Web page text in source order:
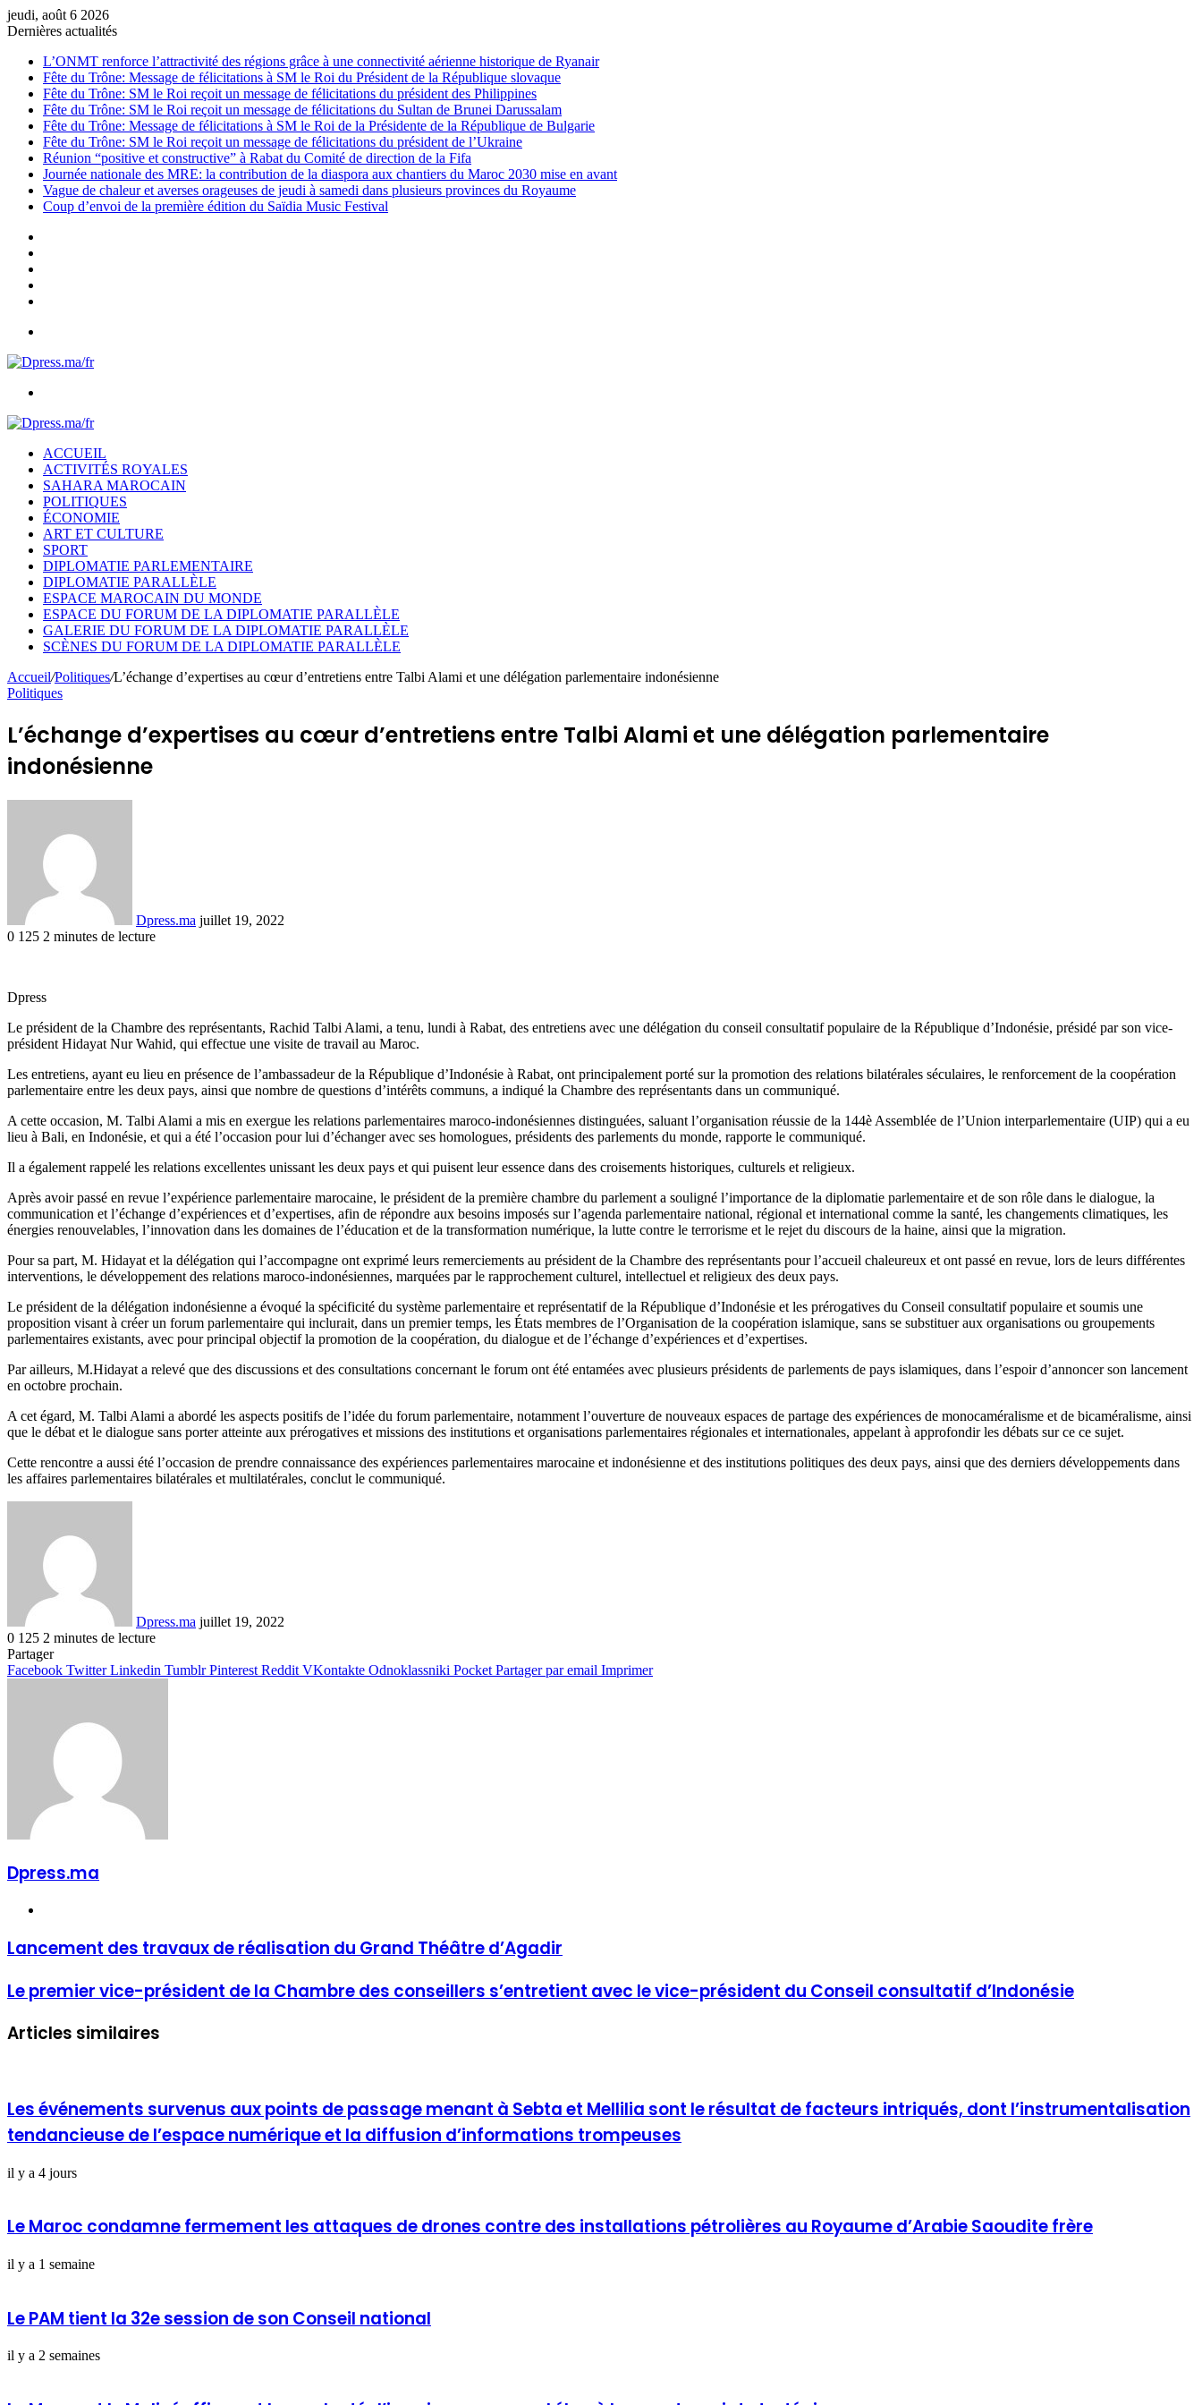
jeudi, août 6 2026
Dernières actualités
L’ONMT renforce l’attractivité des régions grâce à une connectivité aérienne historique de Ryanair
Fête du Trône: Message de félicitations à SM le Roi du Président de la République slovaque
Fête du Trône: SM le Roi reçoit un message de félicitations du président des Philippines
Fête du Trône: SM le Roi reçoit un message de félicitations du Sultan de Brunei Darussalam
Fête du Trône: Message de félicitations à SM le Roi de la Présidente de la République de Bulgarie
Fête du Trône: SM le Roi reçoit un message de félicitations du président de l’Ukraine
Réunion “positive et constructive” à Rabat du Comité de direction de la Fifa
Journée nationale des MRE: la contribution de la diaspora aux chantiers du Maroc 2030 mise en avant
Vague de chaleur et averses orageuses de jeudi à samedi dans plusieurs provinces du Royaume
Coup d’envoi de la première édition du Saïdia Music Festival
ACCUEIL
ACTIVITÉS ROYALES
SAHARA MAROCAIN
POLITIQUES
ÉCONOMIE
ART ET CULTURE
SPORT
DIPLOMATIE PARLEMENTAIRE
DIPLOMATIE PARALLÈLE
ESPACE MAROCAIN DU MONDE
ESPACE DU FORUM DE LA DIPLOMATIE PARALLÈLE
GALERIE DU FORUM DE LA DIPLOMATIE PARALLÈLE
SCÈNES DU FORUM DE LA DIPLOMATIE PARALLÈLE
Accueil/Politiques/L’échange d’expertises au cœur d’entretiens entre Talbi Alami et une délégation parlementaire indonésienne
Politiques
L’échange d’expertises au cœur d’entretiens entre Talbi Alami et une délégation parlementaire
indonésienne
Dpress.ma juillet 19, 2022
0 125 2 minutes de lecture
Dpress
Le président de la Chambre des représentants, Rachid Talbi Alami, a tenu, lundi à Rabat, des entretiens avec une délégation du conseil consultatif populaire de la République d’Indonésie, présidé par son vice-
président Hidayat Nur Wahid, qui effectue une visite de travail au Maroc.
Les entretiens, ayant eu lieu en présence de l’ambassadeur de la République d’Indonésie à Rabat, ont principalement porté sur la promotion des relations bilatérales séculaires, le renforcement de la coopération
parlementaire entre les deux pays, ainsi que nombre de questions d’intérêts communs, a indiqué la Chambre des représentants dans un communiqué.
A cette occasion, M. Talbi Alami a mis en exergue les relations parlementaires maroco-indonésiennes distinguées, saluant l’organisation réussie de la 144è Assemblée de l’Union interparlementaire (UIP) qui a eu
lieu à Bali, en Indonésie, et qui a été l’occasion pour lui d’échanger avec ses homologues, présidents des parlements du monde, rapporte le communiqué.
Il a également rappelé les relations excellentes unissant les deux pays et qui puisent leur essence dans des croisements historiques, culturels et religieux.
Après avoir passé en revue l’expérience parlementaire marocaine, le président de la première chambre du parlement a souligné l’importance de la diplomatie parlementaire et de son rôle dans le dialogue, la
communication et l’échange d’expériences et d’expertises, afin de répondre aux besoins imposés sur l’agenda parlementaire national, régional et international comme la santé, les changements climatiques, les
énergies renouvelables, l’innovation dans les domaines de l’éducation et de la transformation numérique, la lutte contre le terrorisme et le rejet du discours de la haine, ainsi que la migration.
Pour sa part, M. Hidayat et la délégation qui l’accompagne ont exprimé leurs remerciements au président de la Chambre des représentants pour l’accueil chaleureux et ont passé en revue, lors de leurs différentes
interventions, le développement des relations maroco-indonésiennes, marquées par le rapprochement culturel, intellectuel et religieux des deux pays.
Le président de la délégation indonésienne a évoqué la spécificité du système parlementaire et représentatif de la République d’Indonésie et les prérogatives du Conseil consultatif populaire et soumis une
proposition visant à créer un forum parlementaire qui inclurait, dans un premier temps, les États membres de l’Organisation de la coopération islamique, sans se substituer aux organisations ou groupements
parlementaires existants, avec pour principal objectif la promotion de la coopération, du dialogue et de l’échange d’expériences et d’expertises.
Par ailleurs, M.Hidayat a relevé que des discussions et des consultations concernant le forum ont été entamées avec plusieurs présidents de parlements de pays islamiques, dans l’espoir d’annoncer son lancement
en octobre prochain.
A cet égard, M. Talbi Alami a abordé les aspects positifs de l’idée du forum parlementaire, notamment l’ouverture de nouveaux espaces de partage des expériences de monocaméralisme et de bicaméralisme, ainsi
que le débat et le dialogue sans porter atteinte aux prérogatives et missions des institutions et organisations parlementaires régionales et internationales, appelant à approfondir les débats sur ce ce sujet.
Cette rencontre a aussi été l’occasion de prendre connaissance des expériences parlementaires marocaine et indonésienne et des institutions politiques des deux pays, ainsi que des derniers développements dans
les affaires parlementaires bilatérales et multilatérales, conclut le communiqué.
Dpress.ma juillet 19, 2022
0 125 2 minutes de lecture
Facebook
Twitter
Linkedin
Tumblr
Pinterest
Reddit
VKontakte
Odnoklassniki
Pocket
Partager
Facebook Twitter Linkedin Tumblr Pinterest Reddit VKontakte Odnoklassniki Pocket Partager par email Imprimer
Dpress.ma
Lancement des travaux de réalisation du Grand Théâtre d’Agadir
Le premier vice-président de la Chambre des conseillers s’entretient avec le vice-président du Conseil consultatif d’Indonésie
Articles similaires
Les événements survenus aux points de passage menant à Sebta et Mellilia sont le résultat de facteurs intriqués, dont l’instrumentalisation
tendancieuse de l’espace numérique et la diffusion d’informations trompeuses
il y a 4 jours
Le Maroc condamne fermement les attaques de drones contre des installations pétrolières au Royaume d’Arabie Saoudite frère
il y a 1 semaine
Le PAM tient la 32e session de son Conseil national
il y a 2 semaines